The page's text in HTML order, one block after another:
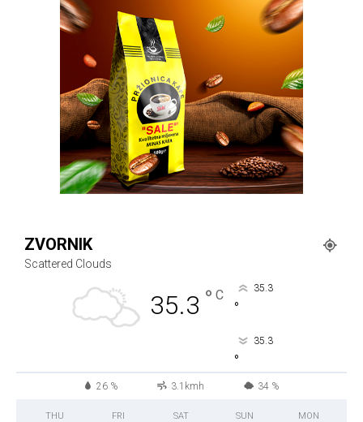
ZVORNIK
Scattered Clouds
35.3 ° C 35.3
°
35.3
°
26 % 3.1kmh 34 %
THU FRI SAT SUN MON